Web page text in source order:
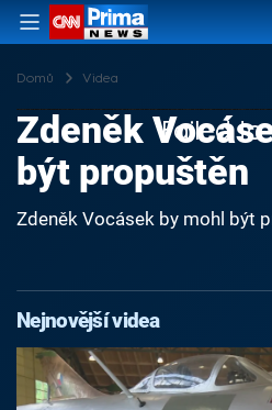
Domů Videa
Failed to
Zdeněk
být propuštěn
Zdeněk Vocásek by mohl být
Nejnovější videa